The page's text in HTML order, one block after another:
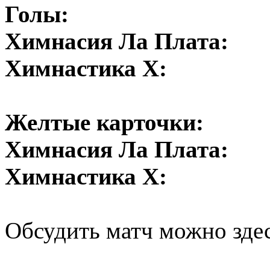
Голы:
Химнасия Ла Плата:
Химнастика Х:
Желтые карточки:
Химнасия Ла Плата:
Химнастика Х:
Обсудить матч можно